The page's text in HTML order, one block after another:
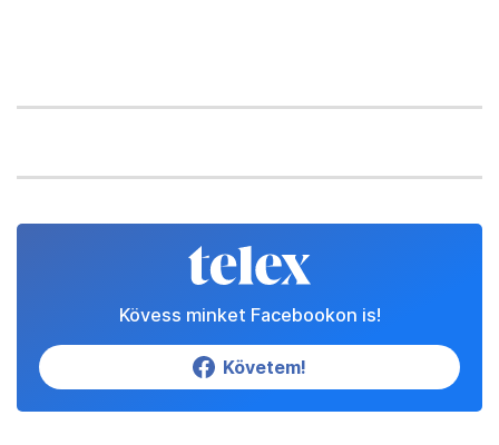
Kövess minket Facebookon is!
Követem!